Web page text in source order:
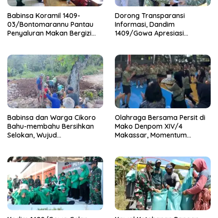
Babinsa Koramil 1409-
03/Bontomarannu Pantau
Penyaluran Makan Bergizi
Dorong Transparansi
Informasi, Dandim
1409/Gowa Apresiasi
Babinsa dan Warga Cikoro
Bahu-membahu Bersihkan
Selokan, Wujud
Olahraga Bersama Persit di
Mako Denpom XIV/4
Makassar, Momentum